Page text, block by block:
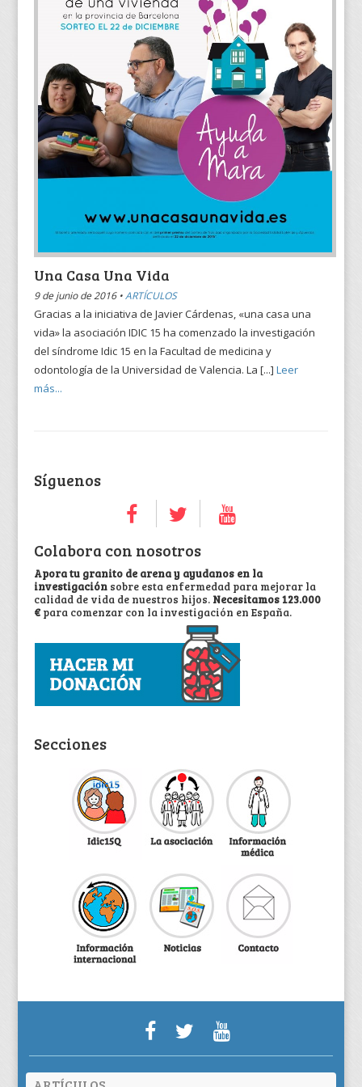
Una Casa Una Vida
9 de junio de 2016 •ARTÍCULOS
Gracias a la iniciativa de Javier Cárdenas, «una casa una
vida» la asociación IDIC 15 ha comenzado la investigación
del síndrome Idic 15 en la Facultad de medicina y
odontología de la Universidad de Valencia. La [...]Leer
más...
Síguenos
Colabora con nosotros
Apora tu granito de arena y ayudanos en la
investigación sobre esta enfermedad para mejorar la
calidad de vida de nuestros hijos. Necesitamos 123.000
€ para comenzar con la investigación en España.
Secciones